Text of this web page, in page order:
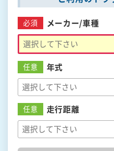
必須 メーカー/車種
任意 年式
任意 走行距離